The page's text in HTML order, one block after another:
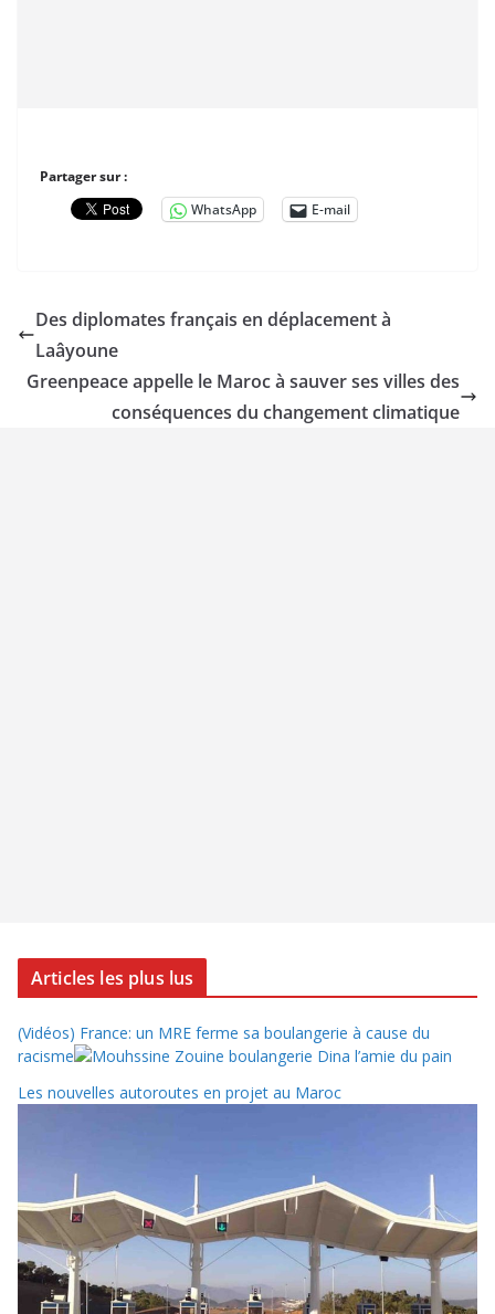
Partager sur :
WhatsApp
E-mail
Des diplomates français en déplacement à
Laâyoune
Greenpeace appelle le Maroc à sauver ses villes des
conséquences du changement climatique
Articles les plus lus
(Vidéos) France: un MRE ferme sa boulangerie à cause du
racisme
Les nouvelles autoroutes en projet au Maroc